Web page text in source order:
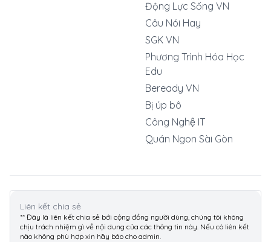
Động Lực Sống VN
Câu Nói Hay
SGK VN
Phương Trình Hóa Học
Edu
Beready VN
Bị úp bô
Công Nghệ IT
Quán Ngon Sài Gòn
Liên kết chia sẻ
** Đây là liên kết chia sẻ bới cộng đồng người dùng, chúng tôi không
chịu trách nhiệm gì về nội dung của các thông tin này. Nếu có liên kết
nào không phù hợp xin hãy báo cho admin.